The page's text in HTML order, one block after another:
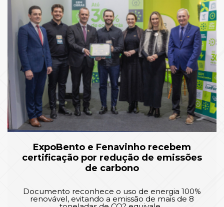
ExpoBento e Fenavinho recebem
certificação por redução de emissões
de carbono
Documento reconhece o uso de energia 100%
renovável, evitando a emissão de mais de 8